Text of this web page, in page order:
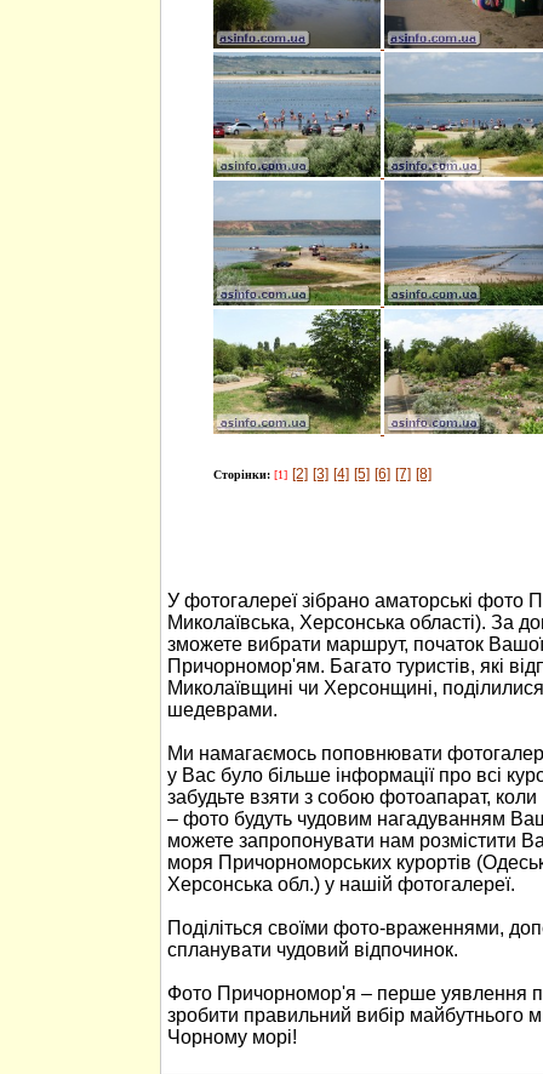
Сторінки: [1] [2] [3] [4] [5] [6] [7] [8]
У фотогалереї зібрано аматорські фото
Миколаївська, Херсонська області). За
зможете вибрати маршрут, початок
Причорномор'ям. Багато туристів, які
Миколаївщині чи Херсонщині,
шедеврами.
Ми намагаємось поповнювати
у Вас було більше інформації про всі
забудьте взяти з собою фотоапарат,
– фото будуть чудовим нагадуванням
можете запропонувати нам розмістити
моря Причорноморських курортів
Херсонська обл.) у нашій фотогалереї.
Поділіться своїми фото-враженнями,
спланувати чудовий відпочинок.
Фото Причорномор'я – перше уявлення
зробити правильний вибір майбутнього
Чорному морі!